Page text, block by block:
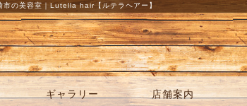
市の美容室｜Lutella hair【ルテラヘアー】
ギャラリー 店舗案内